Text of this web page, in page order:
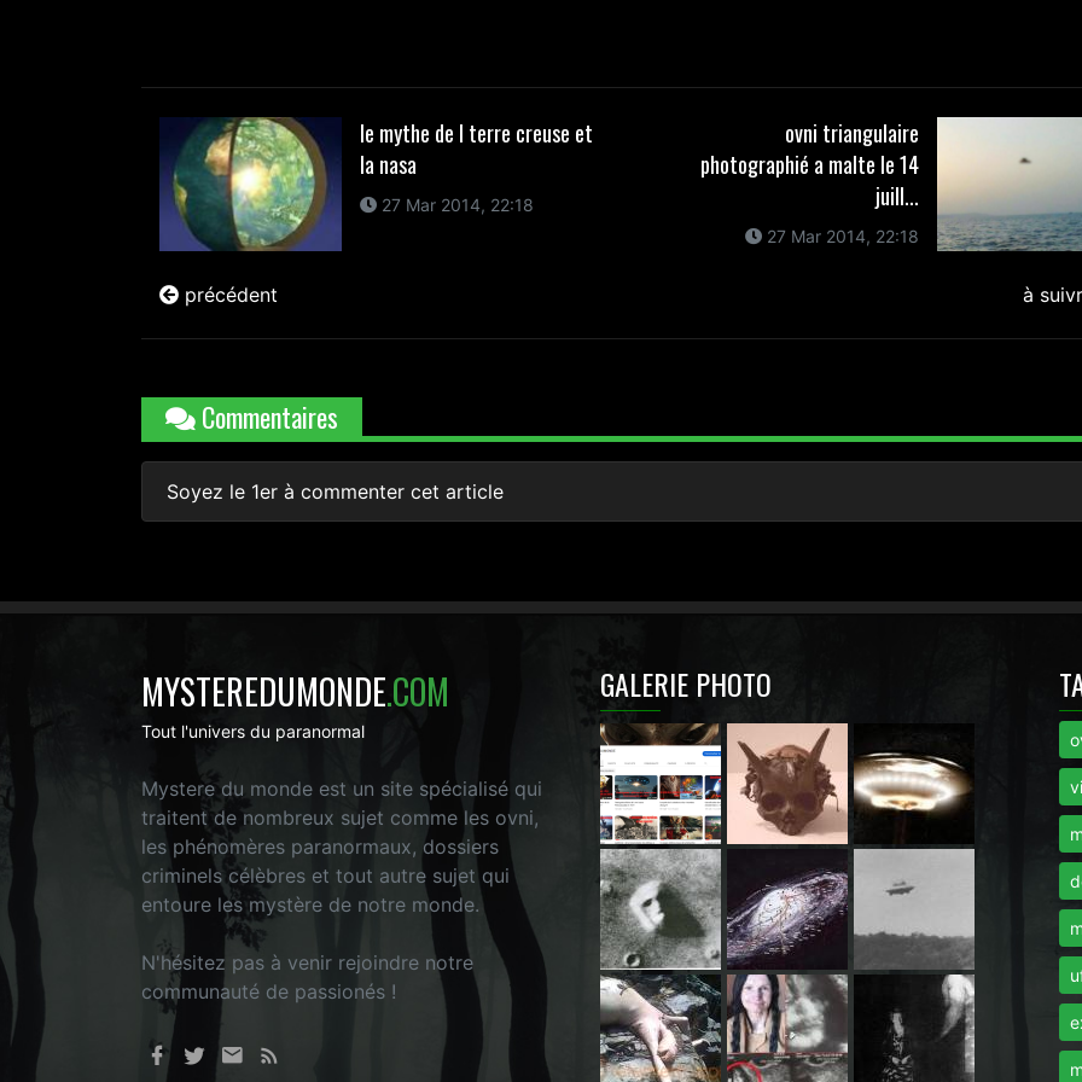
le mythe de l terre creuse et
la nasa
27 Mar 2014, 22:18
précédent
ovni triangulaire
photographié a malte le 14
juill...
27 Mar 2014, 22:18
à
Commentaires
Soyez le 1er à commenter cet article
MYSTEREDUMONDE.COM
Tout l'univers du paranormal
Mystere du monde est un site spécialisé qui
traitent de nombreux sujet comme les ovni,
les phénomères paranormaux, dossiers
criminels célèbres et tout autre sujet qui
entoure les mystère de notre monde.
N'hésitez pas à venir rejoindre notre
communauté de passionés !
GALERIE PHOTO